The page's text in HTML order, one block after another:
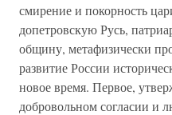
смирение и покорность
допетровскую Русь,
общину, метафизически
развитие России
новое время. Первое,
добровольном согласии и